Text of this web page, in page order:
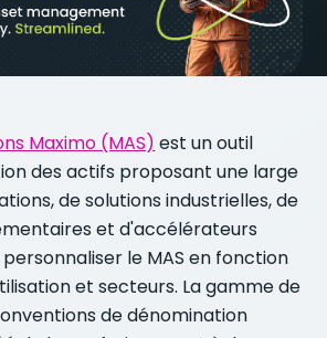
Maximo (MAS) est un outil
des actifs proposant une large
de solutions industrielles, de
et d'accélérateurs
le MAS en fonction
et secteurs. La gamme de
de dénomination